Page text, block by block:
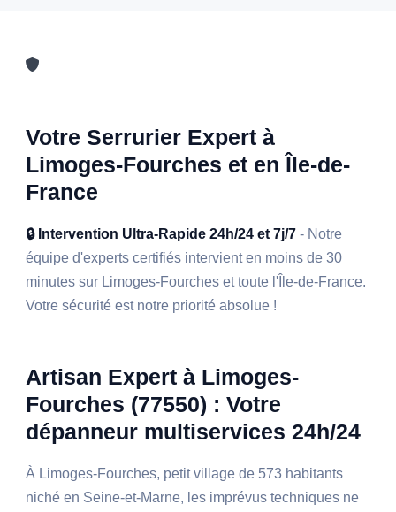
Votre Serrurier Expert à
Limoges-Fourches et en Île-de-
France
🔒 Intervention Ultra-Rapide 24h/24 et 7j/7 - Notre
équipe d'experts certifiés intervient en moins de 30
minutes sur Limoges-Fourches et toute l'Île-de-France.
Votre sécurité est notre priorité absolue !
Artisan Expert à Limoges-
Fourches (77550) : Votre
dépanneur multiservices 24h/24
À Limoges-Fourches, petit village de 573 habitants
niché en Seine-et-Marne, les imprévus techniques ne